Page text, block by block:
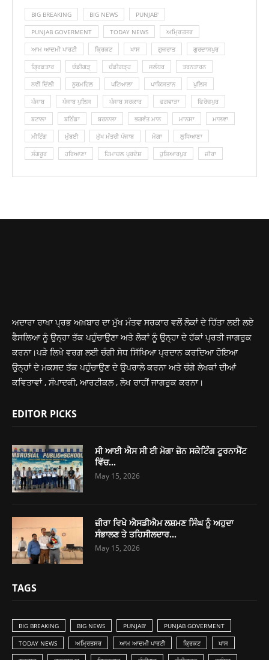
BIG BREAKING BIG NEWS PUNJAB'
PUNJAB GOVERMENT TODAY NEWS ਅਮ੍ਰਿਤਸਰ
ਆਮ ਆਦਮੀ ਪਾਰਟੀ ਕ੍ਰਿਕਟ ਖਾਸ ਗੁਜਰਾਤ ਗੁਰਦਾਸਪੁਰ
ਗ੍ਰਿਫ਼ਤਾਰ ਚੰਡੀਗੜ੍ ਚੰਡੀਗੜ੍ਹ ਜਲੰਧਰ ਤਰਨਤਾਰਨ
ਨਵੀਂ ਦਿੱਲੀ ਨੂਰਮਹਿਲ ਪਟਿਆਲਾ ਪਾਕਿਸਤਾਨ ਪੁਲਿਸ
ਪੰਜਾਬ ਪੰਜਾਬ ਪੁਲਿਸ ਪੰਜਾਬ ਸਰਕਾਰ ਫਗਵਾੜਾ ਫਿਰੋਜ਼ਪੁਰ
ਬਟਾਲਾ ਬਠਿੰਡਾ ਬਰਨਾਲਾ ਭਗਵੰਤ ਮਾਨ ਮਾਨਸਾ ਮਾਲਵਾ
ਮੀਟਿੰਗ ਮੁੰਬਈ ਮੁੱਖ ਮੰਤਰੀ ਪੰਜਾਬ ਮੋਗਾ ਲੁ‎ਧਿਆਣਾ
ਸੰਗਰੂਰ ਹਰਿਆਣਾ ਹਿਮਾਚਲ ਪ੍ਰਦੇਸ਼ ਹੁਸ਼ਿਆਰਪੁਰ ਜ਼ੀਰਾ
ਅਦਾਰਾ ਰਾਖਾ ਪ੍ਰਭ ਅਖ਼ਬਾਰ ਦਾ ਮੁੱਖ ਮੰਤਵ ਸਰਕਾਰ ਵਲੋਂ ਲੋਕਾਂ ਦੇ ਹਿੱਤਾ ਲਈ ਲਏ
ਫੈਸਲਿਆ ਨੂੰ ਉਨ੍ਹਾ ਤੱਕ ਪਹੁੰਚਾਉਣਾ ਅਤੇ ਲੋਕਾਂ ਨੂੰ ਉਨ੍ਹਾ ਦੇ ਹੱਕਾਂ ਪ੍ਰਤੀ ਜਾਗਰੁਕ
ਕਰਨਾ।ਪੜੇ ਲਿਖੇ ਵਰਗ ਲਈ ਚੰਗੀ ਸੇਧ ਸਿੱਖਿਆ ਪ੍ਰਦਾਨ ਕਰਦਿਆ ਹੋਇਆ
ਉਨ੍ਹਾਂ ਦੇ ਮਕਸਦ ਤੱਕ ਪਹੁੰਚਾਉਣ ਦੇ ਉਪਰਾਲੇ ਕਰਨਾ ਅਤੇ ਚੰਗੇ ਲੇਖਕਾਂ ਦੀਆਂ
ਕਵਿਤਾਵਾਂ , ਸੰਪਾਦਕੀ, ਆਰਟੀਕਲ , ਲੇਖ ਰਾਹੀਂ ਜਾਗਰੁਕ ਕਰਨਾ।
EDITOR PICKS
ਸੀ ਆਈ ਐਸ ਸੀ ਈ ਮੋਗਾ ਜ਼ੋਨ ਸਕੇਟਿੰਗ ਟੂਰਨਾਮੈਂਟ
ਵਿੱਚ...
May 15, 2026
ਜ਼ੀਰਾ ਵਿਖੇ ਐਸਡੀਐਮ ਲਸ਼ਮਣ ਸਿੰਘ ਨੂੰ ਅਹੁਦਾ
ਸੰਭਾਲਣ ਤੇ ਤਹਿਸੀਲਦਾਰ...
May 15, 2026
TAGS
BIG BREAKING BIG NEWS PUNJAB' PUNJAB GOVERMENT
TODAY NEWS ਅਮ੍ਰਿਤਸਰ ਆਮ ਆਦਮੀ ਪਾਰਟੀ ਕ੍ਰਿਕਟ ਖਾਸ